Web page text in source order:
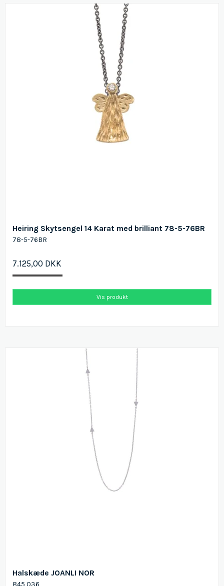
Heiring Skytsengel 14 Karat med brilliant 78-5-76BR
78-5-76BR
7.125,00 DKK
Vis produkt
Halskæde JOANLI NOR